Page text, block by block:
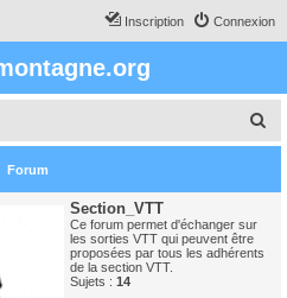
Connexion
Inscription
e
Forum
Section_VTT
Ce forum permet d'échanger sur
les sorties VTT qui peuvent être
proposées par tous les adhérents
de la section VTT.
Sujets : 14